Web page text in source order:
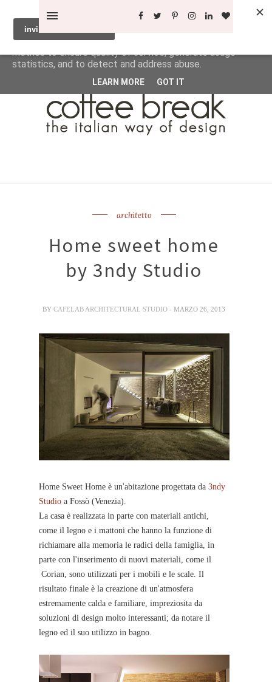
architetto
Home sweet home
by 3ndy Studio
BYCAFELAB ARCHITECTURAL STUDIO- MARZO 26, 2013
Home Sweet Home è un'abitazione progettata da 3ndy
Studio a Fossò (Venezia).
La casa è realizzata in parte con materiali antichi,
come il legno e i mattoni che hanno la funzione di
richiamare alla memoria le radici della famiglia, in
parte con l'inserimento di nuovi materiali, come il
Corian, sono utilizzati per i mobili e le scale. Il
risultato finale è la creazione di un'atmosfera
estremamente calda e familiare, impreziosita da
soluzioni di design molto interessanti; da notare il
legno ed il suo utilizzo in bagno.
This site uses cookies from Google to deliver its services
and to analyze traffic. Your IP address and user-agent are
shared with Google along with performance and security
metrics to ensure quality of service, generate usage
statistics, and to detect and address abuse.
LEARN MORE GOT IT